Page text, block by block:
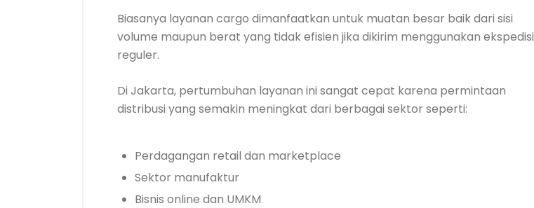
Biasanya layanan cargo dimanfaatkan untuk muatan besar baik dari sisi
volume maupun berat yang tidak efisien jika dikirim menggunakan ekspedisi
reguler.
Di Jakarta, pertumbuhan layanan ini sangat cepat karena permintaan
distribusi yang semakin meningkat dari berbagai sektor seperti:
Perdagangan retail dan marketplace
Sektor manufaktur
Bisnis online dan UMKM